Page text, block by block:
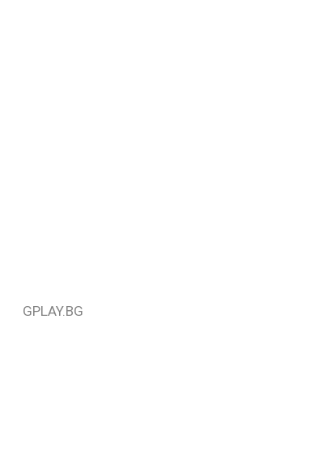
GPLAY.BG